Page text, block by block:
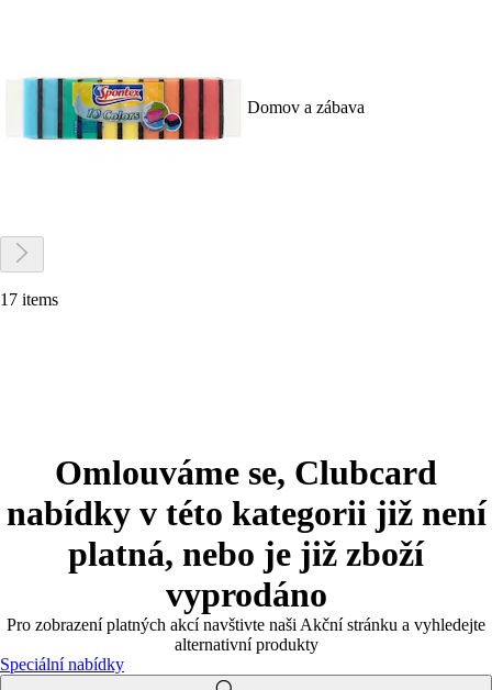
Domov a zábava
17 items
Omlouváme se, Clubcard
nabídky v této kategorii již není
platná, nebo je již zboží
vyprodáno
Pro zobrazení platných akcí navštivte naši Akční stránku a vyhledejte
alternativní produkty
Speciální nabídky